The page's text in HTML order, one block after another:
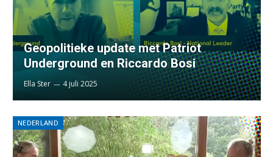
Geopolitieke update met Patriot
Underground en Riccardo Bosi
Ella Ster 4 juli 2025
NEDERLAND